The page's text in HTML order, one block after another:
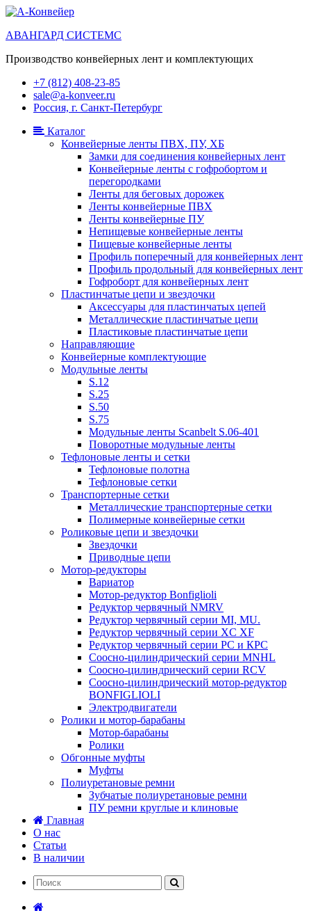
АВАНГАРД СИСТЕМС
Производство конвейерных лент и комплектующих
+7 (812) 408-23-85
sale@a-konveer.ru
Россия, г. Санкт-Петербург
Каталог
Конвейерные ленты ПВХ, ПУ, ХБ
Замки для соединения конвейерных лент
Конвейерные ленты с гофробортом и
перегородками
Ленты для беговых дорожек
Ленты конвейерные ПВХ
Ленты конвейерные ПУ
Непищевые конвейерные ленты
Пищевые конвейерные ленты
Профиль поперечный для конвейерных лент
Профиль продольный для конвейерных лент
Гофроборт для конвейерных лент
Пластинчатые цепи и звездочки
Аксессуары для пластинчатых цепей
Металлические пластинчатые цепи
Пластиковые пластинчатые цепи
Направляющие
Конвейерные комплектующие
Модульные ленты
S.12
S.25
S.50
S.75
Модульные ленты Scanbelt S.06-401
Поворотные модульные ленты
Тефлоновые ленты и сетки
Тефлоновые полотна
Тефлоновые сетки
Транспортерные сетки
Металлические транспортерные сетки
Полимерные конвейерные сетки
Роликовые цепи и звездочки
Звездочки
Приводные цепи
Мотор-редукторы
Вариатор
Мотор-редуктор Bonfiglioli
Редуктор червячный NMRV
Редуктор червячный серии MI, MU.
Редуктор червячный серии XC XF
Редуктор червячный серии РС и КРС
Соосно-цилиндрический серии MNHL
Соосно-цилиндрический серии RCV
Соосно-цилиндрический мотор-редуктор
BONFIGLIOLI
Электродвигатели
Ролики и мотор-барабаны
Мотор-барабаны
Ролики
Обгонные муфты
Муфты
Полиуретановые ремни
Зубчатые полиуретановые ремни
ПУ ремни круглые и клиновые
Главная
О нас
Статьи
В наличии